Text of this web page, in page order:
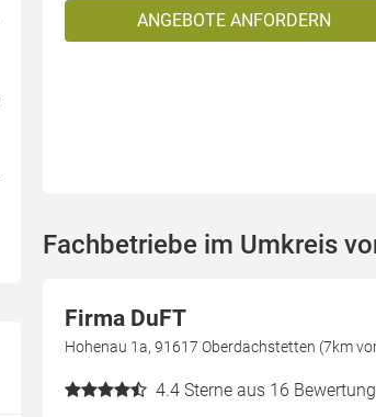
ANGEBOTE ANFORDERN
Fachbetriebe im Umkreis
Firma DuFT
Hohenau 1a, 91617 Oberdachstetten (7km
4.4 Sterne aus 16